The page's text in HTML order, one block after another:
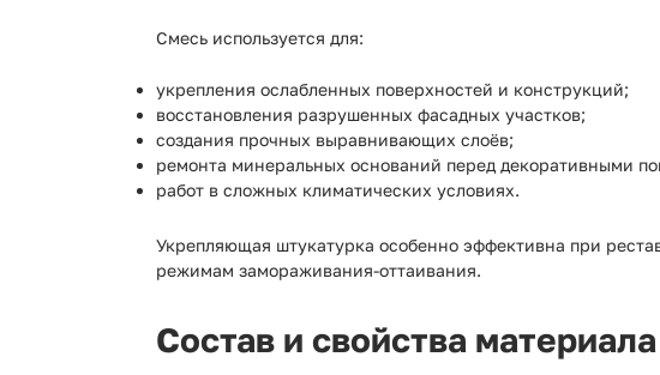
Смесь используется для:
укрепления ослабленных поверхностей и конструкций;
восстановления разрушенных фасадных участков;
создания прочных выравнивающих слоёв;
ремонта минеральных оснований перед декоративными
работ в сложных климатических условиях.
Укрепляющая штукатурка особенно эффективна при
режимам замораживания-оттаивания.
Состав и свойства материала